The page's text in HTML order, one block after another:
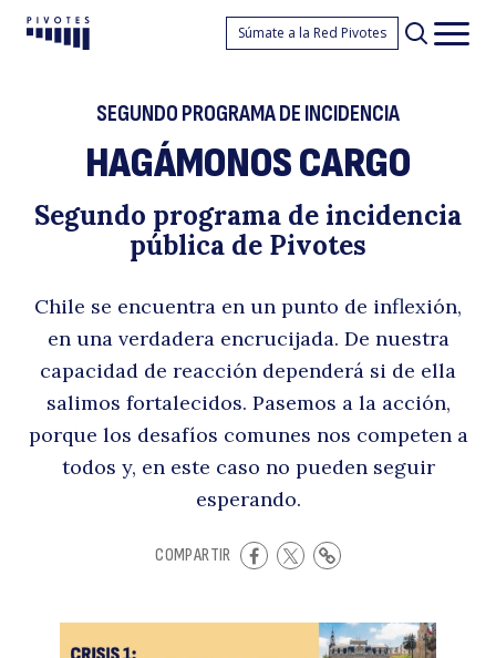
Pivotes Súmate a la Red Pivotes
SEGUNDO PROGRAMA DE INCIDENCIA
HAGÁMONOS CARGO
Segundo programa de incidencia
pública de Pivotes
Chile se encuentra en un punto de inflexión,
en una verdadera encrucijada. De nuestra
capacidad de reacción dependerá si de ella
salimos fortalecidos. Pasemos a la acción,
porque los desafíos comunes nos competen a
todos y, en este caso no pueden seguir
esperando.
COMPARTIR